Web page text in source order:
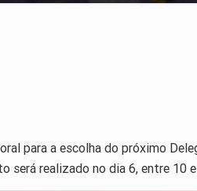
para a escolha do próximo
será realizado no dia 6, entre 10